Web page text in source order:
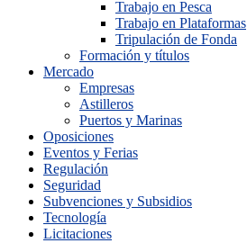
Trabajo en Pesca
Trabajo en Plataformas
Tripulación de Fonda
Formación y títulos
Mercado
Empresas
Astilleros
Puertos y Marinas
Oposiciones
Eventos y Ferias
Regulación
Seguridad
Subvenciones y Subsidios
Tecnología
Licitaciones